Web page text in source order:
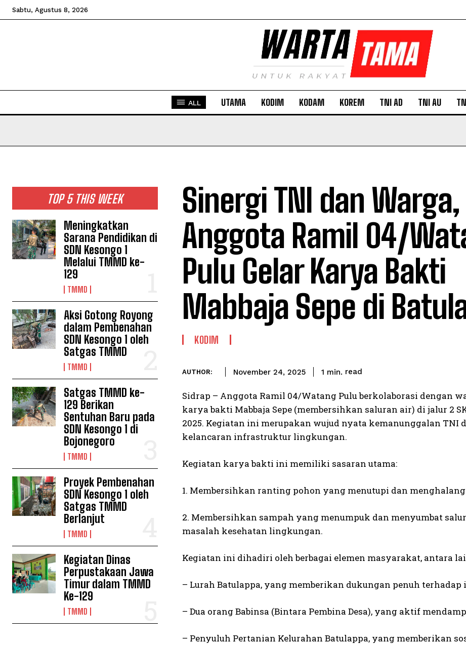
Sabtu, Agustus 8, 2026
ALL UTAMA KODIM KODAM KOREM TNI AD TNI AU
TOP 5 THIS WEEK
Meningkatkan
Sarana Pendidikan di
SDN Kesongo 1
Melalui TMMD ke-
129
TMMD
Aksi Gotong Royong
dalam Pembenahan
SDN Kesongo 1 oleh
Satgas TMMD
TMMD
Satgas TMMD ke-
129 Berikan
Sentuhan Baru pada
SDN Kesongo 1 di
Bojonegoro
TMMD
Proyek Pembenahan
SDN Kesongo 1 oleh
Satgas TMMD
Berlanjut
TMMD
Kegiatan Dinas
Perpustakaan Jawa
Timur dalam TMMD
Ke-129
TMMD
Sinergi TNI dan Warga,
Anggota Ramil 04/
Pulu Gelar Karya Bakti
Mabbaja Sepe di
KODIM
AUTHOR: November 24, 2025 1 min. read
Sidrap – Anggota Ramil 04/Watang Pulu berkolaborasi dengan
karya bakti Mabbaja Sepe (membersihkan saluran air) di jalur 2
2025. Kegiatan ini merupakan wujud nyata kemanunggalan TNI
kelancaran infrastruktur lingkungan.
Kegiatan karya bakti ini memiliki sasaran utama:
1. Membersihkan ranting pohon yang menutupi dan
2. Membersihkan sampah yang menumpuk dan menyumbat
masalah kesehatan lingkungan.
Kegiatan ini dihadiri oleh berbagai elemen masyarakat, antara
– Lurah Batulappa, yang memberikan dukungan penuh
– Dua orang Babinsa (Bintara Pembina Desa), yang aktif
– Penyuluh Pertanian Kelurahan Batulappa, yang memberikan